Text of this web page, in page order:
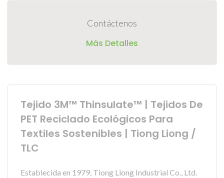
Contáctenos
Más Detalles
Tejido 3M™ Thinsulate™ | Tejidos De
PET Reciclado Ecológicos Para
Textiles Sostenibles | Tiong Liong /
TLC
Establecida en 1979, Tiong Liong Industrial Co., Ltd.